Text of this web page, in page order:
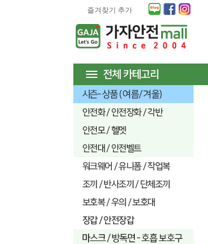
즐겨찾기 추가